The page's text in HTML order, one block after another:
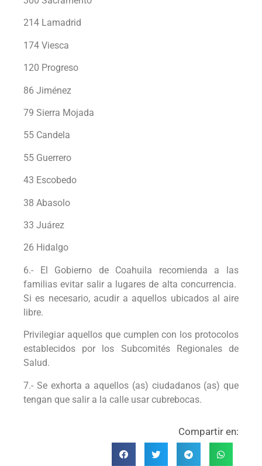
214 Lamadrid
174 Viesca
120 Progreso
86 Jiménez
79 Sierra Mojada
55 Candela
55 Guerrero
43 Escobedo
38 Abasolo
33 Juárez
26 Hidalgo
6.- El Gobierno de Coahuila recomienda a las
familias evitar salir a lugares de alta concurrencia.
Si es necesario, acudir a aquellos ubicados al aire
libre.
Privilegiar aquellos que cumplen con los protocolos
establecidos por los Subcomités Regionales de
Salud.
7.- Se exhorta a aquellos (as) ciudadanos (as) que
tengan que salir a la calle usar cubrebocas.
Compartir en: